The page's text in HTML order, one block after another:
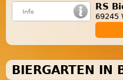
RS
69245
BIERGARTEN IN